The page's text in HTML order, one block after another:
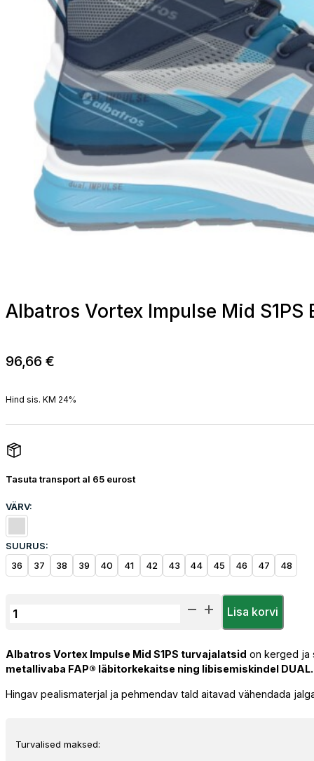
Albatros Vortex Impulse Mid
96,66 €
Hind sis. KM 24%
Tasuta transport al 65 eurost
VÄRV:
SUURUS:
36
37 38 39 40 41 42 43 44 45 46 47 48
Albatros
Mid
S1PS
ESD
FO
Lisa korvi
Albatros Vortex Impulse Mid S1PS turvajalatsid on kerged ja
metallivaba FAP® läbitorkekaitse ning libisemiskindel
Hingav pealismaterjal ja pehmendav tald aitavad vähendada
Turvalised maksed: